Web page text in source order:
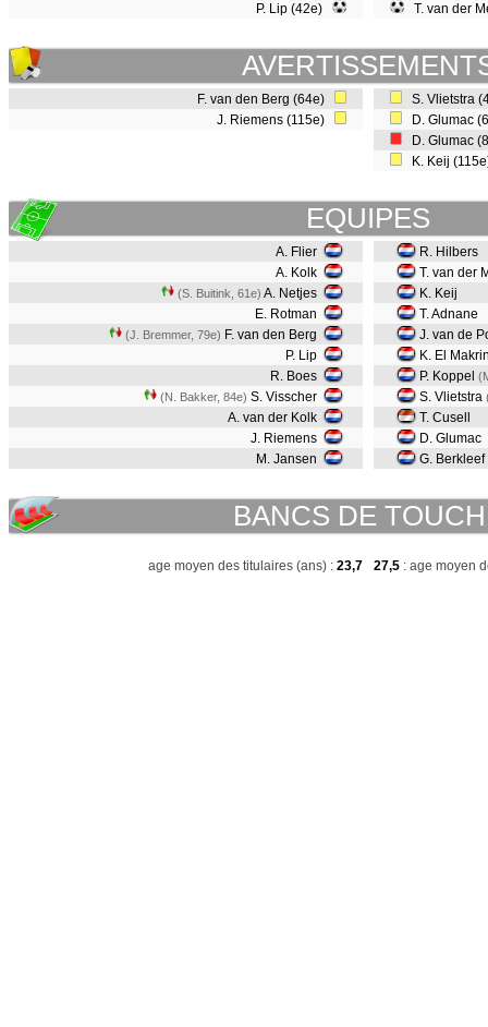
P. Lip (42e)
T. van der
F. van den Berg (64e)
J. Riemens (115e)
S. Vlietstra
D. Glumac
D. Glumac
K. Keij
EQUIPES
A. Flier
A. Kolk
(S. Buitink, 61e) A. Netjes
E. Rotman
(J. Bremmer, 79e) F. van den Berg
P. Lip
R. Boes
(N. Bakker, 84e) S. Visscher
A. van der Kolk
J. Riemens
M. Jansen
R. Hilbers
T. van der
K. Keij
T. Adnane
J. van de
K. El
P. Koppel
S. Vlietstra
T. Cusell
D. Glumac
G. Berkleef
BANCS DE
age moyen des titulaires (ans) : 23,7 27,5 : age moyen